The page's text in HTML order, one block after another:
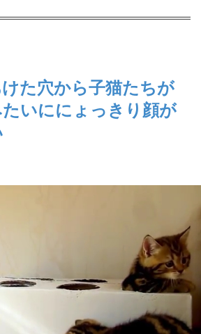
た穴から子猫たちが
いににょっきり顔が